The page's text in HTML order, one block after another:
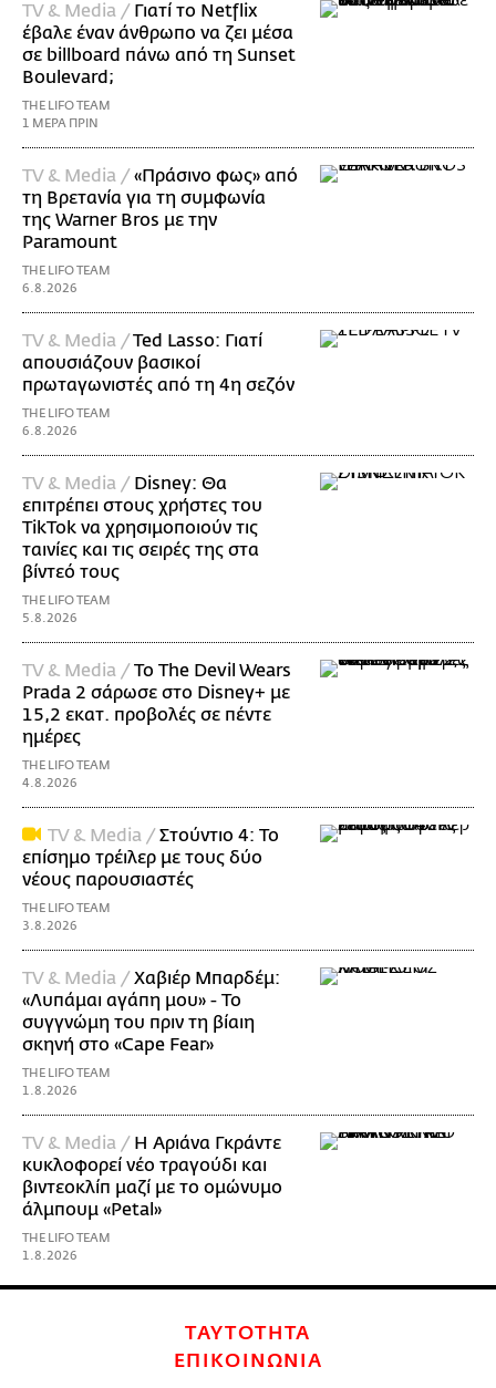
TV & Media / Γιατί το Netflix
έβαλε έναν άνθρωπο να ζει μέσα
σε billboard πάνω από τη Sunset
Boulevard;
THE LIFO TEAM
1 ΜΕΡΑ ΠΡΙΝ
TV & Media /«Πράσινο φως» από
τη Βρετανία για τη συμφωνία
της Warner Bros με την
Paramount
THE LIFO TEAM
6.8.2026
TV & Media /Ted Lasso: Γιατί
απουσιάζουν βασικοί
πρωταγωνιστές από τη 4η σεζόν
THE LIFO TEAM
6.8.2026
TV & Media / Disney: Θα
επιτρέπει στους χρήστες του
TikTok να χρησιμοποιούν τις
ταινίες και τις σειρές της στα
βίντεό τους
THE LIFO TEAM
5.8.2026
TV & Media /Το The Devil Wears
Prada 2 σάρωσε στo Disney+ με
15,2 εκατ. προβολές σε πέντε
ημέρες
THE LIFO TEAM
4.8.2026
TV & Media /Στούντιο 4: Το
επίσημο τρέιλερ με τους δύο
νέους παρουσιαστές
THE LIFO TEAM
3.8.2026
TV & Media /Χαβιέρ Μπαρδέμ:
«Λυπάμαι αγάπη μου» - Το
συγγνώμη του πριν τη βίαιη
σκηνή στο «Cape Fear»
THE LIFO TEAM
1.8.2026
TV & Media / Η Αριάνα Γκράντε
κυκλοφορεί νέο τραγούδι και
βιντεοκλίπ μαζί με το ομώνυμο
άλμπουμ «Petal»
THE LIFO TEAM
1.8.2026
ΤΑΥΤΟΤΗΤΑ
ΕΠΙΚΟΙΝΩΝΙΑ